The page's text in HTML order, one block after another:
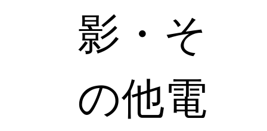
影・そ
の他電